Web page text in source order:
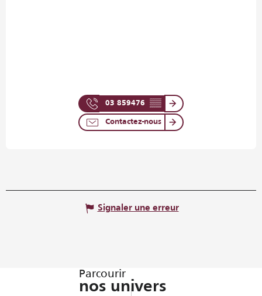
03 859476 ▒▒
Contactez-nous
Signaler une erreur
Parcourir
nos univers